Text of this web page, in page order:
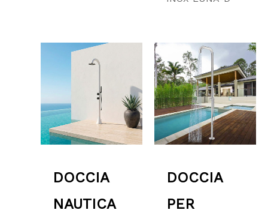
DOCCIA
NAUTICA
Fascia
di
2,724.00 €
a
3,324.00 €
DOCCIA
PER